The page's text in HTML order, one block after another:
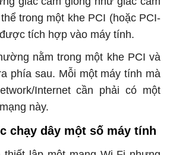
trong một khe PCI (hoặc PCI-
tích hợp vào máy tính.
nằm trong một khe PCI và
phía sau. Mỗi một máy tính mà
Internet cần phải có một
này.
chạy dây một số máy tính